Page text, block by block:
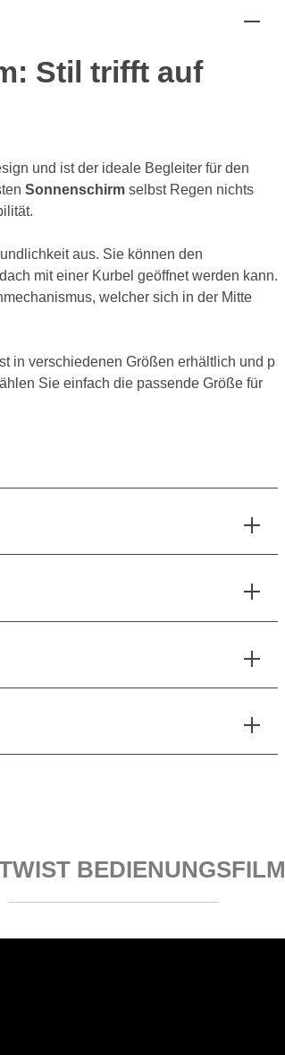
Stil trifft auf
und ist der ideale Begleiter für den
Sonnenschirm selbst Regen nichts
aus. Sie können den
mit einer Kurbel geöffnet werden kann.
welcher sich in der Mitte
in verschiedenen Größen erhältlich und p
Sie einfach die passende Größe für
BEDIENUNGSFILM